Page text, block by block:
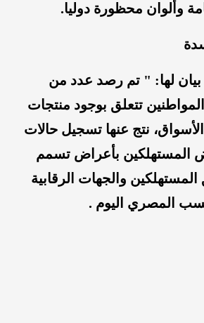
وألوان محظورة دوليا.
بيان لها: " تم رصد عدد من
تتعلق بوجود منتجات
نتج عنها تسجيل حالات
المستهلكين بأعراض تسمم
المستهلكين والجهات الرقابية
المصري اليوم .